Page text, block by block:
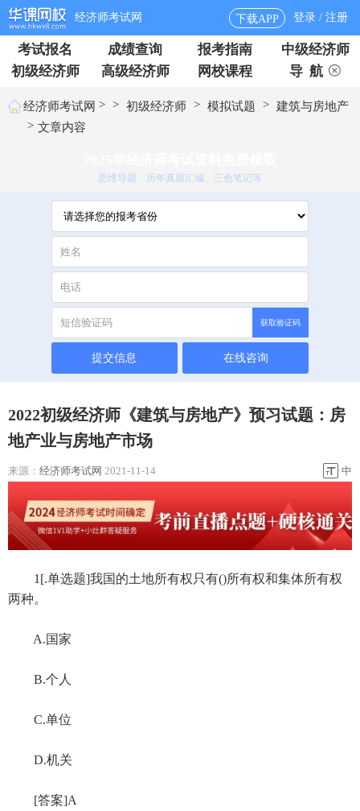
经济师考试网 下载APP 登录 / 注册
考试报名 成绩查询 报考指南
中级经济师
初级经济师
高级经济师 网校课程 导 航
经济师考试网 > > 初级经济师 > 模拟试题 > 建筑与房地产
> 文章内容
思维导题、历年真题汇编、三色笔记等
获取验证码
提交信息 在线咨询
2022初级经济师《建筑与房地产》预习试题：房
地产业与房地产市场
来源： 经济师考试网 2021-11-14 中
1[.单选题]我国的土地所有权只有()所有权和集体所有权
两种。
A.国家
B.个人
C.单位
D.机关
[答案]A